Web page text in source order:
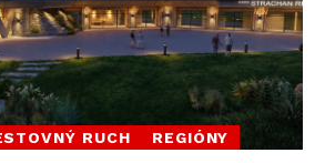
RUCH REGIÓNY